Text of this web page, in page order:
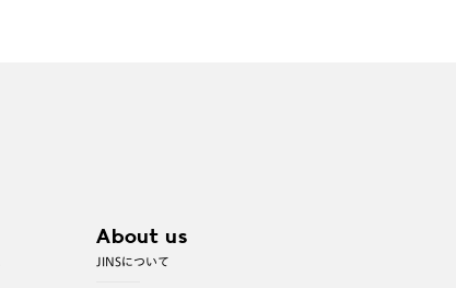
About us
JINSについて